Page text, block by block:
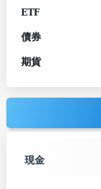
ETF
債券
期貨
現金